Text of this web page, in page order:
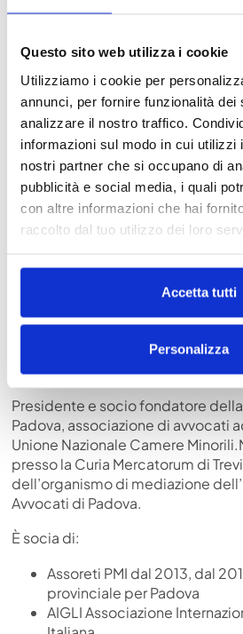
Questo sito web utilizza i cookie
Utilizziamo i cookie per
annunci, per fornire funzionalità dei
analizzare il nostro traffico.
informazioni sul modo in cui utilizzi
nostri partner che si occupano di
pubblicità e social media, i quali
con altre informazioni che hai
raccolto dal tuo utilizzo dei loro
Accetta tutti
Personalizza
chi sono i destinatari dei dati
se i dati vengono trasferiti a
i diritti dell’interessato.
Oltre alla privacy policy un sito
unacookie policy, cioè una
richiede ai visitatori di un sito web
l’utilizzo di cookie. Accettando si
memorizzare o recuperare
Ilaria Bartolucci è un avvocato del
Svolge la sua attività con
problematiche di diritto
societario e della famiglia.
Presidente e socio fondatore
Padova, associazione di avvocati
Unione Nazionale Camere
presso la Curia Mercatorum di
dell’organismo di mediazione
Avvocati di Padova.
È socia di:
Assoreti PMI dal 2013, dal
provinciale per Padova
AIGLI Associazione